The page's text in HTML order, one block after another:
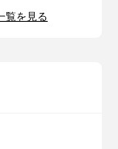
覧を見る